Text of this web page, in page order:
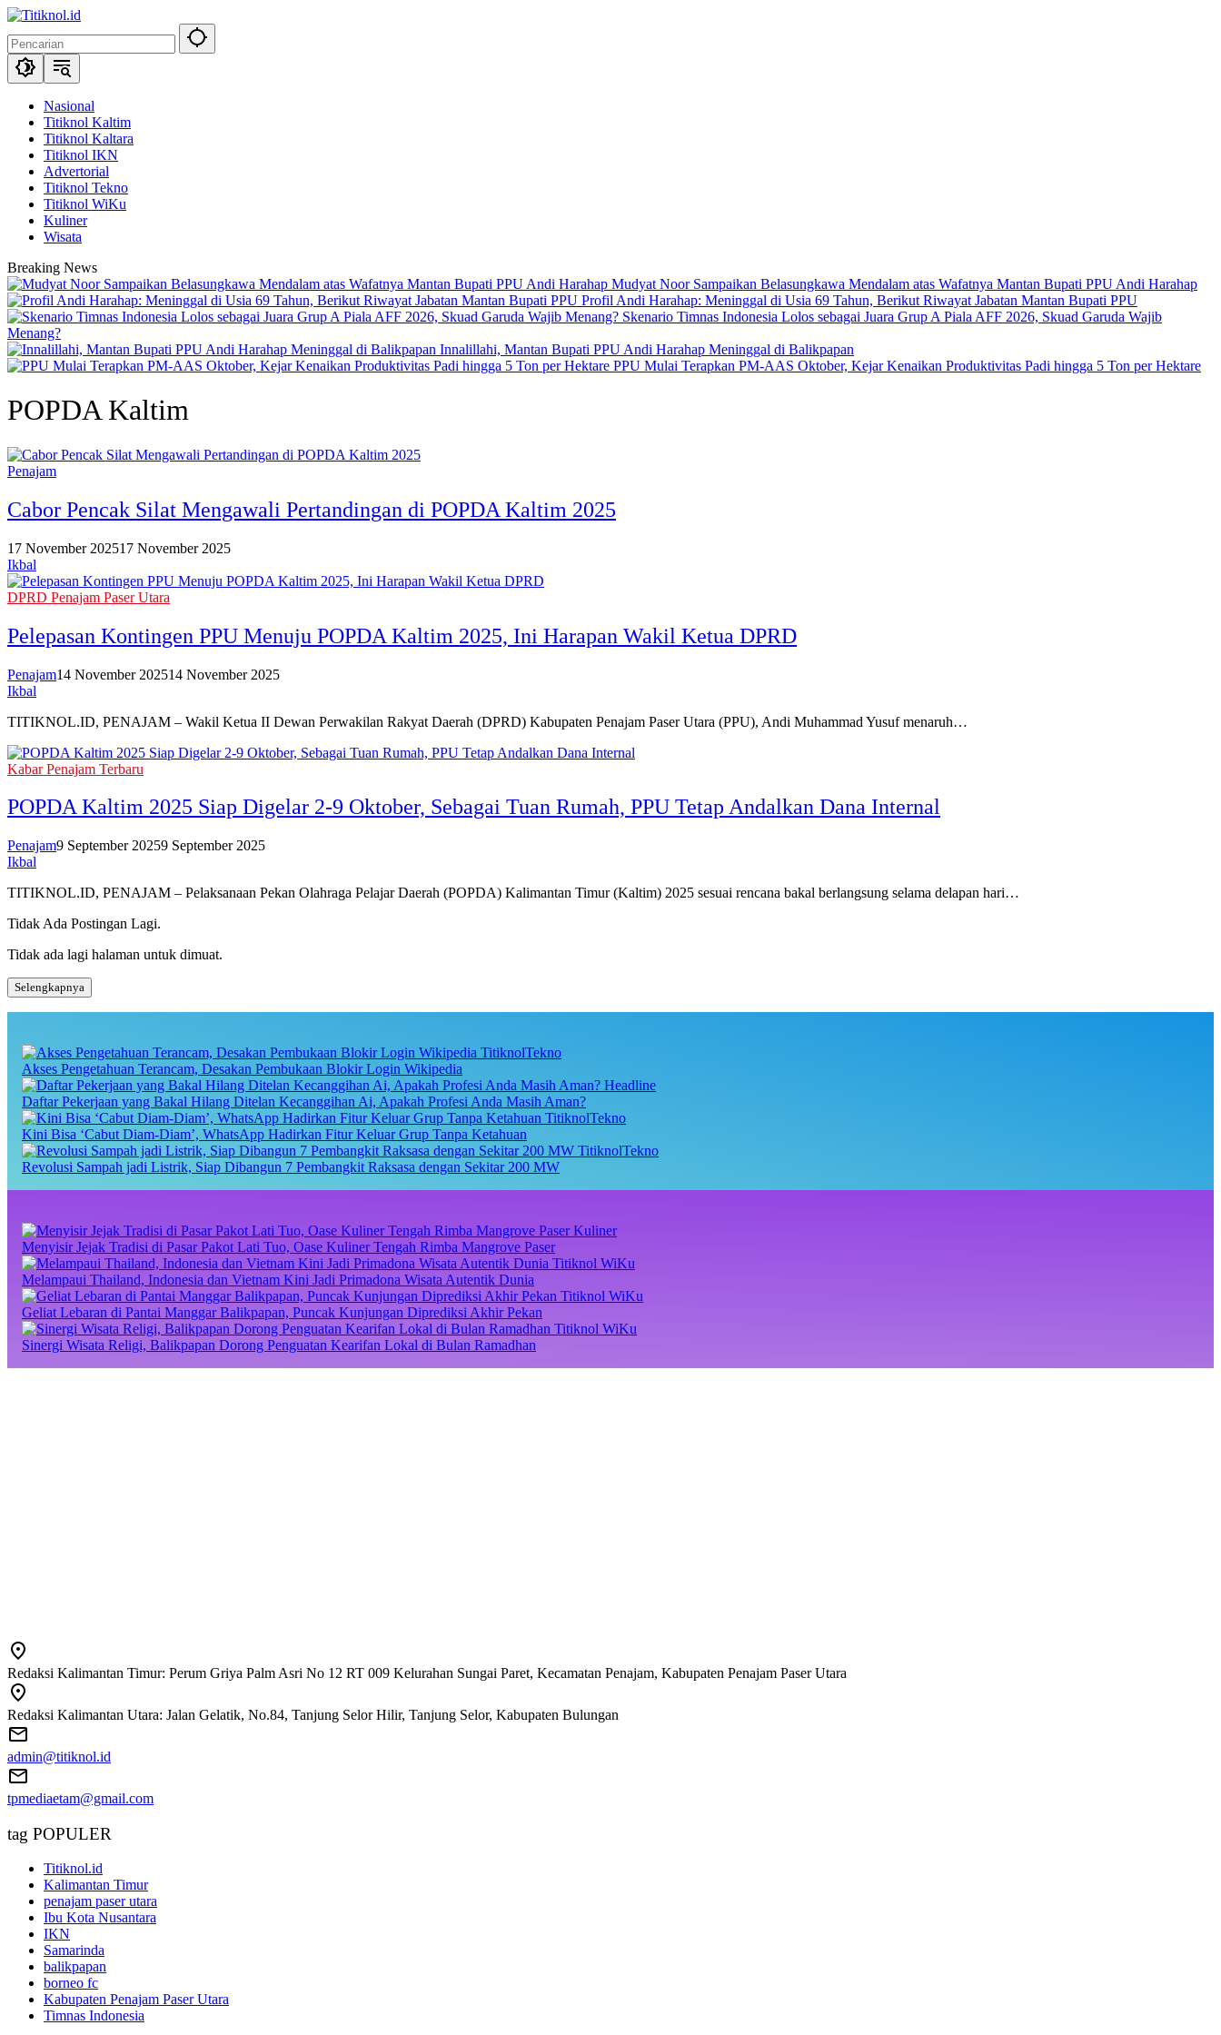
Langsung
konten
Nasional
Titiknol Kaltim
Titiknol Kaltara
Titiknol IKN
Advertorial
Titiknol Tekno
Titiknol WiKu
Kuliner
Wisata
Breaking News
Mudyat Noor Sampaikan Belasungkawa Mendalam atas Wafatnya Mantan Bupati PPU Andi Harahap
Profil Andi Harahap: Meninggal di Usia 69 Tahun, Berikut Riwayat Jabatan Mantan Bupati PPU
Skenario Timnas Indonesia Lolos sebagai Juara Grup A Piala AFF 2026, Skuad Garuda Wajib
Menang?
Innalillahi, Mantan Bupati PPU Andi Harahap Meninggal di Balikpapan
PPU Mulai Terapkan PM-AAS Oktober, Kejar Kenaikan Produktivitas Padi hingga 5 Ton per Hektare
POPDA Kaltim
Penajam
Cabor Pencak Silat Mengawali Pertandingan di POPDA Kaltim 2025
17 November 202517 November 2025
Ikbal
DPRD Penajam Paser Utara
Pelepasan Kontingen PPU Menuju POPDA Kaltim 2025, Ini Harapan Wakil Ketua DPRD
Penajam14 November 202514 November 2025
Ikbal
TITIKNOL.ID, PENAJAM – Wakil Ketua II Dewan Perwakilan Rakyat Daerah (DPRD) Kabupaten Penajam Paser Utara (PPU), Andi Muhammad Yusuf menaruh…
Kabar Penajam Terbaru
POPDA Kaltim 2025 Siap Digelar 2-9 Oktober, Sebagai Tuan Rumah, PPU Tetap Andalkan Dana Internal
Penajam9 September 20259 September 2025
Ikbal
TITIKNOL.ID, PENAJAM – Pelaksanaan Pekan Olahraga Pelajar Daerah (POPDA) Kalimantan Timur (Kaltim) 2025 sesuai rencana bakal berlangsung selama delapan hari…
Tidak Ada Postingan Lagi.
Tidak ada lagi halaman untuk dimuat.
Selengkapnya
TitiknolTekno
Akses Pengetahuan Terancam, Desakan Pembukaan Blokir Login Wikipedia
Headline
Daftar Pekerjaan yang Bakal Hilang Ditelan Kecanggihan Ai, Apakah Profesi Anda Masih Aman?
TitiknolTekno
Kini Bisa ‘Cabut Diam-Diam’, WhatsApp Hadirkan Fitur Keluar Grup Tanpa Ketahuan
TitiknolTekno
Revolusi Sampah jadi Listrik, Siap Dibangun 7 Pembangkit Raksasa dengan Sekitar 200 MW
Kuliner
Menyisir Jejak Tradisi di Pasar Pakot Lati Tuo, Oase Kuliner Tengah Rimba Mangrove Paser
Titiknol WiKu
Melampaui Thailand, Indonesia dan Vietnam Kini Jadi Primadona Wisata Autentik Dunia
Titiknol WiKu
Geliat Lebaran di Pantai Manggar Balikpapan, Puncak Kunjungan Diprediksi Akhir Pekan
Titiknol WiKu
Sinergi Wisata Religi, Balikpapan Dorong Penguatan Kearifan Lokal di Bulan Ramadhan
Redaksi Kalimantan Timur: Perum Griya Palm Asri No 12 RT 009 Kelurahan Sungai Paret, Kecamatan Penajam, Kabupaten Penajam Paser Utara
Redaksi Kalimantan Utara: Jalan Gelatik, No.84, Tanjung Selor Hilir, Tanjung Selor, Kabupaten Bulungan
admin@titiknol.id
tpmediaetam@gmail.com
tag POPULER
Titiknol.id
Kalimantan Timur
penajam paser utara
Ibu Kota Nusantara
IKN
Samarinda
balikpapan
borneo fc
Kabupaten Penajam Paser Utara
Timnas Indonesia